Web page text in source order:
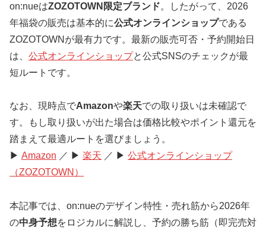
on:nueはZOZOTOWN限定ブランド。したがって、2026
年福袋の販売は基本的に公式オンラインショップである
ZOZOTOWNが最有力です。最新の販売可否・予約開始日
は、 公式オンラインショップと公式SNSのチェックが最
短ルートです。
なお、現時点でAmazonや楽天での取り扱いは未確認で
す。もし取り扱いが出た場合は価格比較やポイント還元を
踏まえて最適ルートを選びましょう。
▶ Amazon ／ ▶ 楽天 ／ ▶ 公式オンラインショップ
（ZOZOTOWN）
本記事では、on:nueのデザイン特性・売れ筋から2026年
の中身予想をロジカルに解説し、予約の勝ち筋（即完売対